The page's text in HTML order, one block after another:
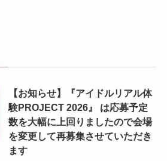
【お知らせ】『アイドルリアル体
験PROJECT 2026』 は応募予定
数を大幅に上回りましたので会場
を変更して再募集させていただき
ます